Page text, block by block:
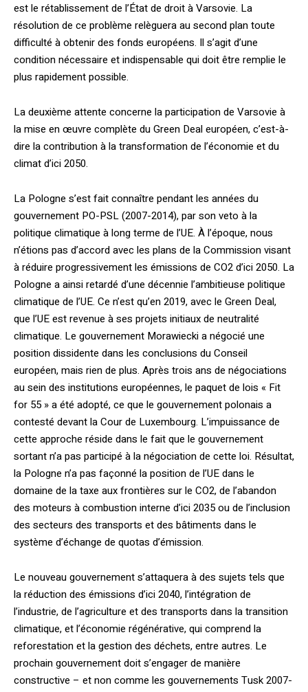
est le rétablissement de l’État de droit à Varsovie. La
résolution de ce problème relèguera au second plan toute
difficulté à obtenir des fonds européens. Il s’agit d’une
condition nécessaire et indispensable qui doit être remplie le
plus rapidement possible.
La deuxième attente concerne la participation de Varsovie à
la mise en œuvre complète du Green Deal européen, c’est-à-
dire la contribution à la transformation de l’économie et du
climat d’ici 2050.
La Pologne s’est fait connaître pendant les années du
gouvernement PO-PSL (2007-2014), par son veto à la
politique climatique à long terme de l’UE. À l’époque, nous
n’étions pas d’accord avec les plans de la Commission visant
à réduire progressivement les émissions de CO2 d’ici 2050. La
Pologne a ainsi retardé d’une décennie l’ambitieuse politique
climatique de l’UE. Ce n’est qu’en 2019, avec le Green Deal,
que l’UE est revenue à ses projets initiaux de neutralité
climatique. Le gouvernement Morawiecki a négocié une
position dissidente dans les conclusions du Conseil
européen, mais rien de plus. Après trois ans de négociations
au sein des institutions européennes, le paquet de lois « Fit
for 55 » a été adopté, ce que le gouvernement polonais a
contesté devant la Cour de Luxembourg. L’impuissance de
cette approche réside dans le fait que le gouvernement
sortant n’a pas participé à la négociation de cette loi. Résultat,
la Pologne n’a pas façonné la position de l’UE dans le
domaine de la taxe aux frontières sur le CO2, de l’abandon
des moteurs à combustion interne d’ici 2035 ou de l’inclusion
des secteurs des transports et des bâtiments dans le
système d’échange de quotas d’émission.
Le nouveau gouvernement s’attaquera à des sujets tels que
la réduction des émissions d’ici 2040, l’intégration de
l’industrie, de l’agriculture et des transports dans la transition
climatique, et l’économie régénérative, qui comprend la
reforestation et la gestion des déchets, entre autres. Le
prochain gouvernement doit s’engager de manière
constructive – et non comme les gouvernements Tusk 2007-